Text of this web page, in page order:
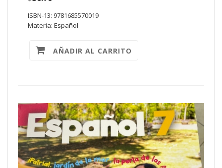
ISBN-13: 9781685570019
Materia: Español
AÑADIR AL CARRITO